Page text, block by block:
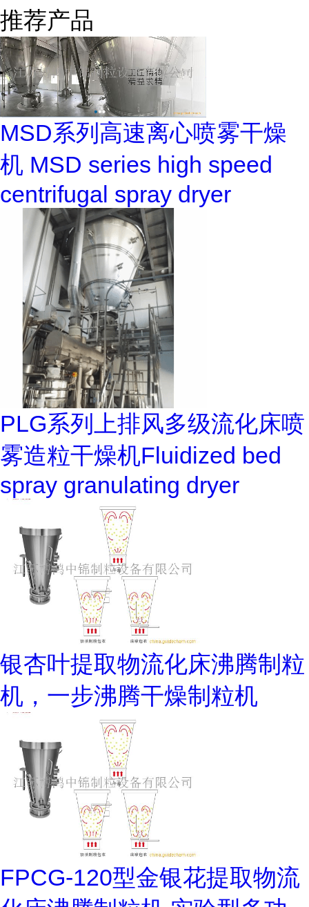
推荐产品
MSD系列高速离心喷雾干燥
机 MSD series high speed
centrifugal spray dryer
PLG系列上排风多级流化床喷
雾造粒干燥机Fluidized bed
spray granulating dryer
银杏叶提取物流化床沸腾制粒
机，一步沸腾干燥制粒机
FPCG-120型金银花提取物流